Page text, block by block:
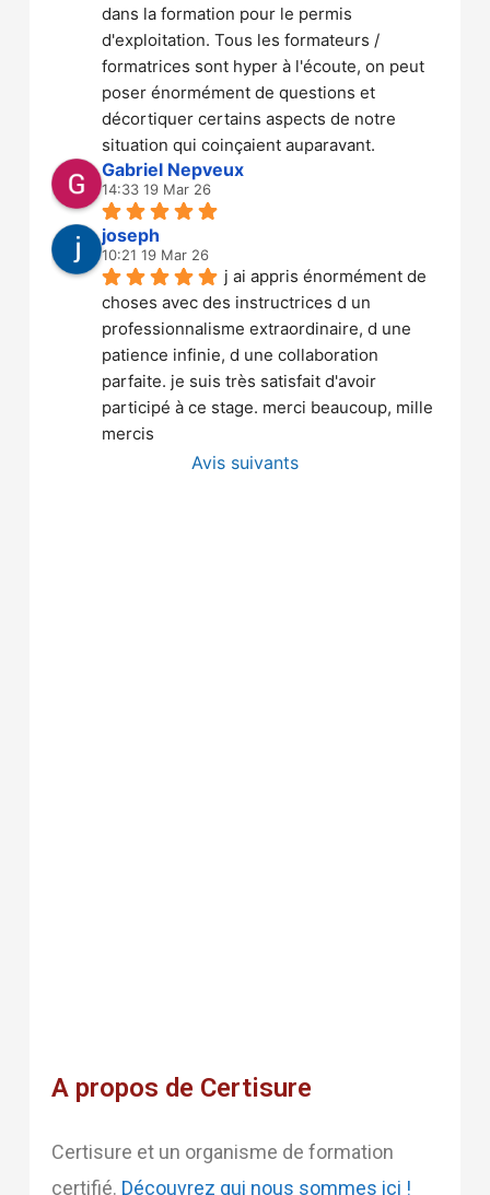
dans la formation pour le permis
d'exploitation. Tous les formateurs /
formatrices sont hyper à l'écoute, on peut
poser énormément de questions et
décortiquer certains aspects de notre
situation qui coinçaient auparavant.
Gabriel Nepveux
14:33 19 Mar 26
joseph
10:21 19 Mar 26
j ai appris énormément de
choses avec des instructrices d un
professionnalisme extraordinaire, d une
patience infinie, d une collaboration
parfaite. je suis très satisfait d'avoir
participé à ce stage. merci beaucoup, mille
mercis
Avis suivants
A propos de Certisure
Certisure et un organisme de formation
certifié. Découvrez qui nous sommes ici !